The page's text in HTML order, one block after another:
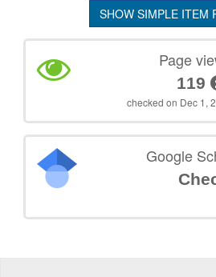
SHOW SIMPLE ITEM
Page
119
checked on Dec 1,
Google